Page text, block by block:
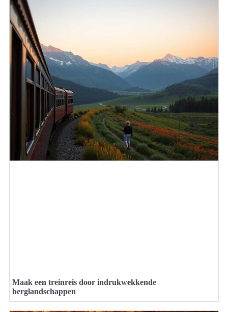
Maak een treinreis door indrukwekkende
berglandschappen